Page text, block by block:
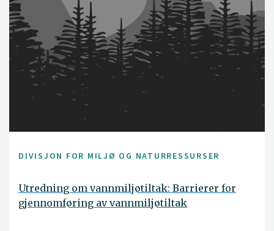
DIVISJON FOR MILJØ OG NATURRESSURSER
Utredning om vannmiljøtiltak: Barrierer for
gjennomføring av vannmiljøtiltak